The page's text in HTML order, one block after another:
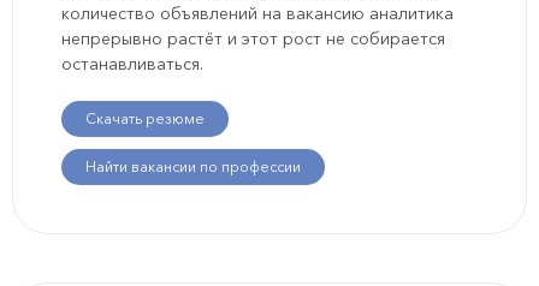
количество объявлений на вакансию аналитика
непрерывно растёт и этот рост не собирается
останавливаться.
Скачать резюме
Найти вакансии по профессии